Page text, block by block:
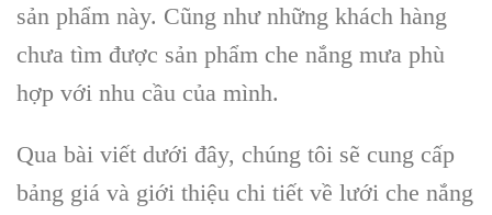
sản phẩm này. Cũng như những khách hàng
chưa tìm được sản phẩm che nắng mưa phù
hợp với nhu cầu của mình.
Qua bài viết dưới đây, chúng tôi sẽ cung cấp
bảng giá và giới thiệu chi tiết về lưới che nắng